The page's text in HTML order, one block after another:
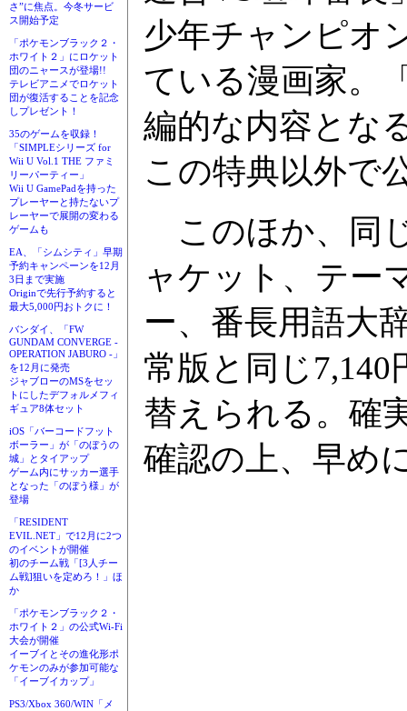
さ”に焦点。今冬サービ
ス開始予定
「ポケモンブラック２・
ホワイト２」にロケット
団のニャースが登場!!
テレビアニメでロケット
団が復活することを記念
しプレゼント！
35のゲームを収録！
「SIMPLEシリーズ for
Wii U Vol.1 THE ファミ
リーパーティー」
Wii U GamePadを持った
プレーヤーと持たないプ
レーヤーで展開の変わる
ゲームも
EA、「シムシティ」早期
予約キャンペーンを12月
3日まで実施
Originで先行予約すると
最大5,000円おトクに！
バンダイ、「FW
GUNDAM CONVERGE -
OPERATION JABURO -」
を12月に発売
ジャブローのMSをセッ
トにしたデフォルメフィ
ギュア8体セット
iOS「バーコードフット
ボーラー」が「のぼうの
城」とタイアップ
ゲーム内にサッカー選手
となった「のぼう様」が
登場
「RESIDENT
EVIL.NET」で12月に2つ
のイベントが開催
初のチーム戦「[3人チー
ム戦]狙いを定めろ！」ほ
か
「ポケモンブラック２・
ホワイト２」の公式Wi-Fi
大会が開催
イーブイとその進化形ポ
ケモンのみが参加可能な
「イーブイカップ」
PS3/Xbox 360/WIN「メ
少年チャンピオ
ている漫画家。
編的な内容とな
この特典以外で
このほか、同
ャケット、テー
ー、番長用語大
常版と同じ
替えられる。確
確認の上、早め